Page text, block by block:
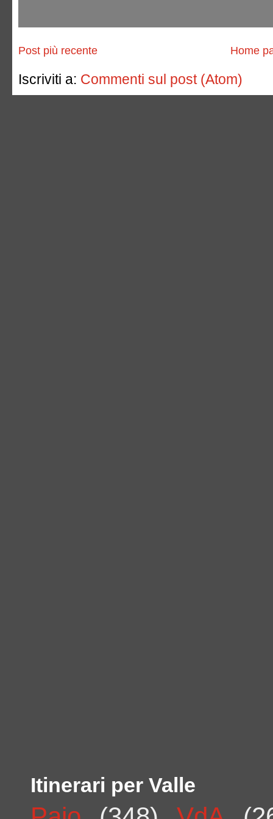
Post più recente Home
Iscriviti a: Commenti sul post (Atom)
Itinerari per Valle